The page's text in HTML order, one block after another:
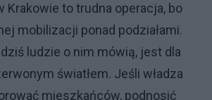
Krakowie to trudna operacja, bo
mobilizacji ponad podziałami.
ludzie o nim mówią, jest dla
światłem. Jeśli władza
mieszkańców, podnosić